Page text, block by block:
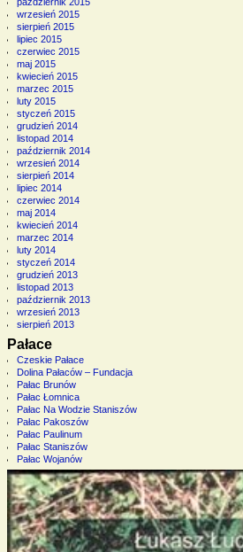
wrzesień 2015
sierpień 2015
lipiec 2015
czerwiec 2015
maj 2015
kwiecień 2015
marzec 2015
luty 2015
styczeń 2015
grudzień 2014
listopad 2014
październik 2014
wrzesień 2014
sierpień 2014
lipiec 2014
czerwiec 2014
maj 2014
kwiecień 2014
marzec 2014
luty 2014
styczeń 2014
grudzień 2013
listopad 2013
październik 2013
wrzesień 2013
sierpień 2013
Pałace
Czeskie Pałace
Dolina Pałaców – Fundacja
Pałac Brunów
Pałac Łomnica
Pałac Na Wodzie Staniszów
Pałac Pakoszów
Pałac Paulinum
Pałac Staniszów
Pałac Wojanów